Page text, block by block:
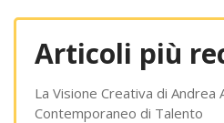
Articoli più
La Visione Creativa di Andrea
Contemporaneo di Talento